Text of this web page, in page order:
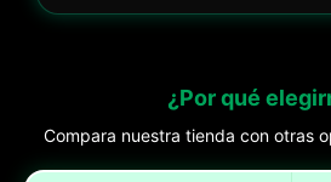
¿Por qué
Compara nuestra tienda con otras